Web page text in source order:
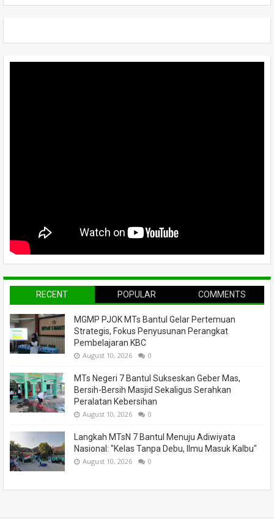
RECENT POPULAR COMMENTS
MGMP PJOK MTs Bantul Gelar Pertemuan
Strategis, Fokus Penyusunan Perangkat
Pembelajaran KBC
August 10, 2026 0
MTs Negeri 7 Bantul Sukseskan Geber Mas,
Bersih-Bersih Masjid Sekaligus Serahkan
Peralatan Kebersihan
August 10, 2026 0
Langkah MTsN 7 Bantul Menuju Adiwiyata
Nasional: "Kelas Tanpa Debu, Ilmu Masuk Kalbu"
August 10, 2026 0